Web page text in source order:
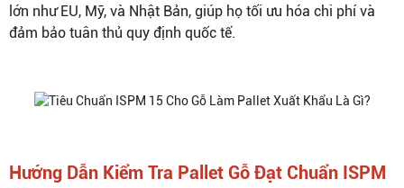
lớn như EU, Mỹ, và Nhật Bản, giúp họ tối ưu hóa chi phí và
đảm bảo tuân thủ quy định quốc tế.
Hướng Dẫn Kiểm Tra Pallet Gỗ Đạt Chuẩn ISPM